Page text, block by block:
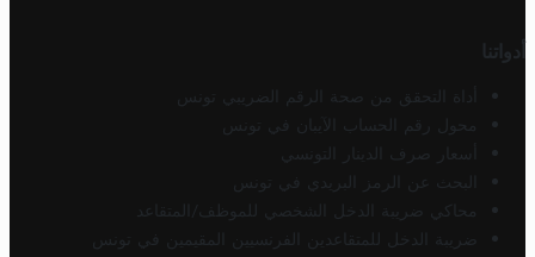
أدواتنا
أداة التحقق من صحة الرقم الضريبي تونس
محول رقم الحساب الآيبان في تونس
أسعار صرف الدينار التونسي
البحث عن الرمز البريدي في تونس
محاكي ضريبة الدخل الشخصي للموظف/المتقاعد
ضريبة الدخل للمتقاعدين الفرنسيين المقيمين في تونس